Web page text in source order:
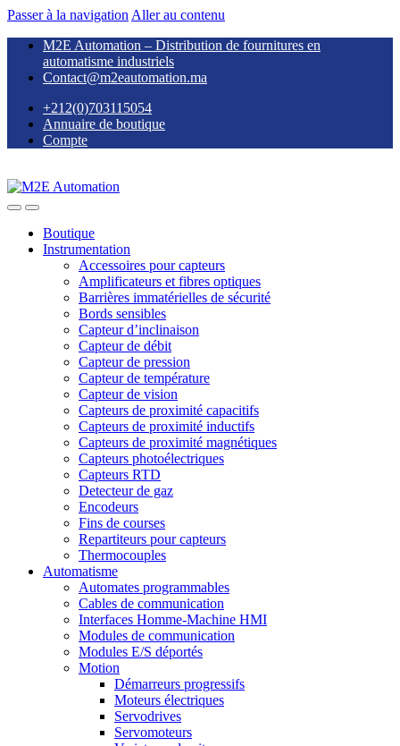
Passer à la navigation Aller au contenu
M2E Automation – Distribution de fournitures en
automatisme industriels
Contact@m2eautomation.ma
+212(0)703115054
Annuaire de boutique
Compte
Boutique
Instrumentation
Accessoires pour capteurs
Amplificateurs et fibres optiques
Barrières immatérielles de sécurité
Bords sensibles
Capteur d’inclinaison
Capteur de débit
Capteur de pression
Capteur de température
Capteur de vision
Capteurs de proximité capacitifs
Capteurs de proximité inductifs
Capteurs de proximité magnétiques
Capteurs photoélectriques
Capteurs RTD
Detecteur de gaz
Encodeurs
Fins de courses
Repartiteurs pour capteurs
Thermocouples
Automatisme
Automates programmables
Cables de communication
Interfaces Homme-Machine HMI
Modules de communication
Modules E/S déportés
Motion
Démarreurs progressifs
Moteurs électriques
Servodrives
Servomoteurs